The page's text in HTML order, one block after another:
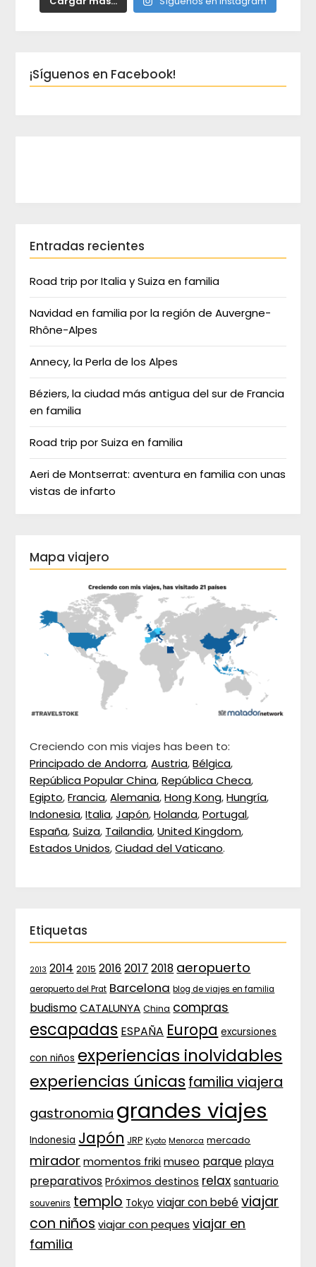
¡Síguenos en Facebook!
Entradas recientes
Road trip por Italia y Suiza en familia
Navidad en familia por la región de Auvergne-
Rhône-Alpes
Annecy, la Perla de los Alpes
Béziers, la ciudad más antigua del sur de Francia
en familia
Road trip por Suiza en familia
Aeri de Montserrat: aventura en familia con unas
vistas de infarto
Mapa viajero
Creciendo con mis viajes has been to:
Principado de Andorra,Austria,Bélgica,
República Popular China,República Checa,
Egipto,Francia,Alemania,Hong Kong,Hungría,
Indonesia,Italia,Japón,Holanda,Portugal,
España,Suiza, Tailandia,United Kingdom,
Estados Unidos,Ciudad del Vaticano.
Etiquetas
2013 2014 2015 2016 2017 2018 aeropuerto
aeropuerto del Prat Barcelona blog de viajes en familia
budismo CATALUNYA China compras
escapadas ESPAÑA Europa excursiones
con niños experiencias inolvidables
experiencias únicas familia viajera
gastronomia grandes viajes
Indonesia Japón JRP Kyoto Menorca mercado
mirador momentos friki museo parque playa
preparativos Próximos destinos relax santuario
souvenirs templo Tokyo viajar con bebé viajar
con niños viajar con peques viajar en
familia
Apúntate a nuestra lista de correo